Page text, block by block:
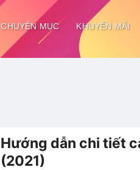
CHUYÊN MỤC KHUYẾN MÃI
Hướng dẫn chi tiết
(2021)